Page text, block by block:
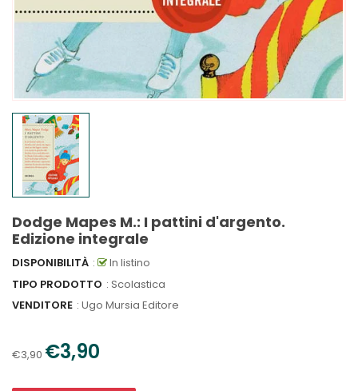
Dodge Mapes M.: I pattini d'argento.
Edizione integrale
DISPONIBILITÀ :
In listino
TIPO PRODOTTO : Scolastica
VENDITORE : Ugo Mursia Editore
€3,90 €3,90